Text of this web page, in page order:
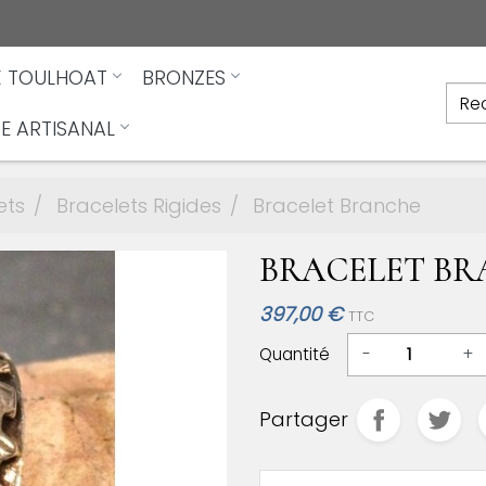
TOULHOAT
BRONZES
ARTISANAL
Bracelets Rigides Bracelet Branche
BRACELET
397,00 € TTC
Quantité - +
Partager